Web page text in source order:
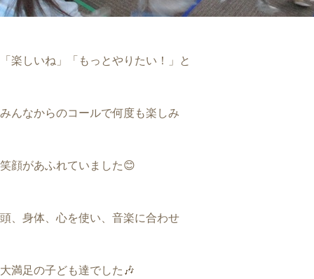
「楽しいね」「もっとやりたい！」と
みんなからのコールで何度も楽しみ
笑顔があふれていました😊
頭、身体、心を使い、音楽に合わせ
大満足の子ども達でした🎶